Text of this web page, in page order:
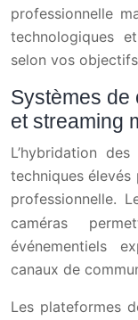
professionnelle
technologiques
selon vos
Systèmes de
et streaming
L’hybridation
techniques
professionnelle.
caméras
événementiels
canaux de
Les plateformes